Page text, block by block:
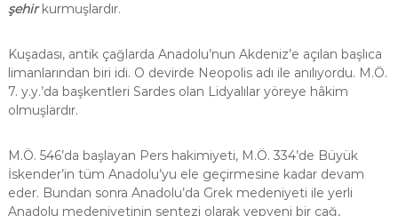
şehirkurmuşlardır.
Kuşadası, antik çağlarda Anadolu’nun Akdeniz’e açılan başlıca
limanlarından biri idi. O devirde Neopolis adı ile anılıyordu. M.Ö.
7. y.y.’da başkentleri Sardes olan Lidyalılar yöreye hâkim
olmuşlardır.
M.Ö. 546’da başlayan Pers hakimiyeti, M.Ö. 334’de Büyük
İskender’in tüm Anadolu’yu ele geçirmesine kadar devam
eder. Bundan sonra Anadolu’da Grek medeniyeti ile yerli
Anadolu medeniyetinin sentezi olarak yepyeni bir çağ,